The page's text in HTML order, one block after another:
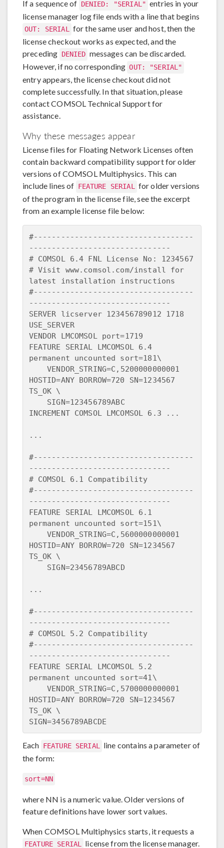
If a sequence of DENIED: "SERIAL" entries in your
license manager log file ends with a line that begins
OUT: SERIAL
for the same user and host, then the
license checkout works as expected, and the
preceding DENIED messages can be discarded.
However, if no corresponding OUT: "SERIAL"
entry appears, the license checkout did not
complete successfully. In that situation, please
contact COMSOL Technical Support for
assistance.
Why these messages appear
License files for Floating Network Licenses often
contain backward compatibility support for older
versions of COMSOL Multiphysics. This can
include lines of FEATURE SERIAL
for older versions
of the program in the license file, see the excerpt
from an example license file below:
#-----------------------------------
-------------------------------
# COMSOL 6.4 FNL License No: 1234567
# Visit www.comsol.com/install for
latest installation instructions
#-----------------------------------
-------------------------------
SERVER licserver 123456789012 1718
USE_SERVER
VENDOR LMCOMSOL port=1719
FEATURE SERIAL LMCOMSOL 6.4
permanent uncounted sort=181\
    VENDOR_STRING=C,5200000000001
HOSTID=ANY BORROW=720 SN=1234567
TS_OK \
INCREMENT COMSOL LMCOMSOL 6.3 ...
...
#-----------------------------------
-------------------------------
# COMSOL 6.1 Compatibility
#-----------------------------------
-------------------------------
FEATURE SERIAL LMCOMSOL 6.1
permanent uncounted sort=151\
    VENDOR_STRING=C,5600000000001
HOSTID=ANY BORROW=720 SN=1234567
TS_OK \
...
#-----------------------------------
-------------------------------
# COMSOL 5.2 Compatibility
#-----------------------------------
-------------------------------
FEATURE SERIAL LMCOMSOL 5.2
permanent uncounted sort=41\
    VENDOR_STRING=C,5700000000001
HOSTID=ANY BORROW=720 SN=1234567
TS_OK \
Each FEATURE SERIAL
line contains a parameter of
the form:
sort=NN
where NN is a numeric value. Older versions of
feature definitions have lower sort values.
When COMSOL Multiphysics starts, it requests a
FEATURE SERIAL license from the license manager.